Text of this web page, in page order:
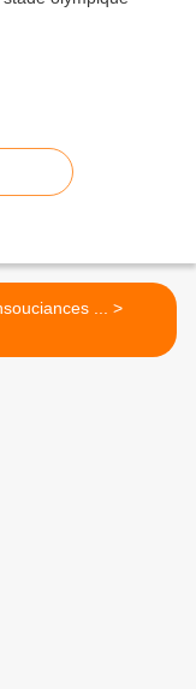
Insouciances ... >